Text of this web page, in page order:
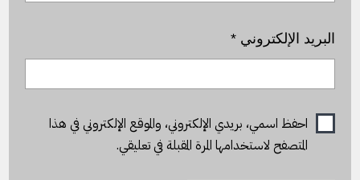
البريد الإلكتروني*
احفظ اسمي، بريدي الإلكتروني، والموقع الإلكتروني في هذا
المتصفح لاستخدامها المرة المقبلة في تعليقي.